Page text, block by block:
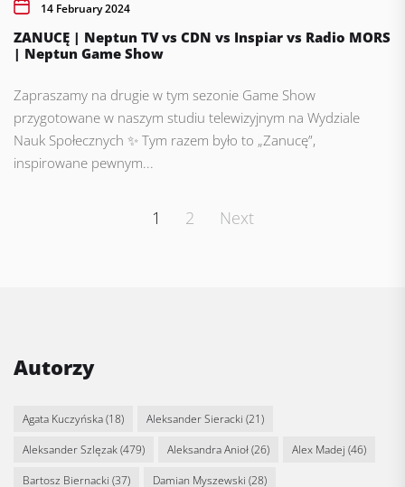
14 February 2024
ZANUCĘ | Neptun TV vs CDN vs Inspiar vs Radio MORS
| Neptun Game Show
Zapraszamy na drugie w tym sezonie Game Show
przygotowane w naszym studiu telewizyjnym na Wydziale
Nauk Społecznych ✨ Tym razem było to „Zanucę”,
inspirowane pewnym...
1 2 Next
Autorzy
Agata Kuczyńska(18) Aleksander Sieracki (21)
Aleksander Szlęzak(479) Aleksandra Anioł(26) Alex Madej (46)
Bartosz Biernacki (37) Damian Myszewski (28)